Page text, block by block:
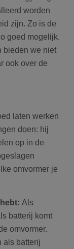
worden
zijn. Zo is de
goed mogelijk.
bieden we niet
ook over de
laten werken
doen: hij
op in de
omvormer je
Als
batterij komt
omvormer.
als batterij